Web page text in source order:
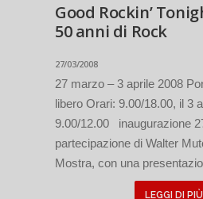
Good Rockin’
50 anni di Rock
27/03/2008
27 marzo – 3 aprile 2008
libero Orari: 9.00/18.00, il 3
9.00/12.00 inaugurazione
partecipazione di Walter
Mostra, con una
LEGGI DI